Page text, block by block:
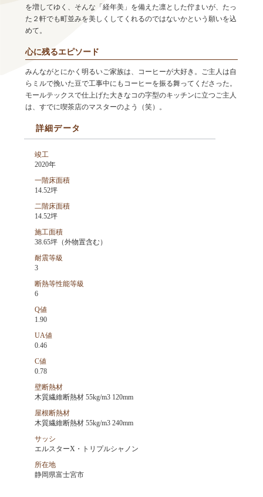
を増してゆく、そんな「経年美」を備えた凛とした佇まいが、たっ
た２軒でも町並みを美しくしてくれるのではないかという願いを込
めて。
心に残るエピソード
みんながとにかく明るいご家族は、コーヒーが大好き。ご主人は自
らミルで挽いた豆で工事中にもコーヒーを振る舞ってくださった。
モールテックスで仕上げた大きなコの字型のキッチンに立つご主人
は、すでに喫茶店のマスターのよう（笑）。
詳細データ
竣工
2020年
一階床面積
14.52坪
二階床面積
14.52坪
施工面積
38.65坪（外物置含む）
耐震等級
3
断熱等性能等級
6
Q値
1.90
UA値
0.46
C値
0.78
壁断熱材
木質繊維断熱材 55kg/m3 120mm
屋根断熱材
木質繊維断熱材 55kg/m3 240mm
サッシ
エルスターX・トリプルシャノン
所在地
静岡県富士宮市